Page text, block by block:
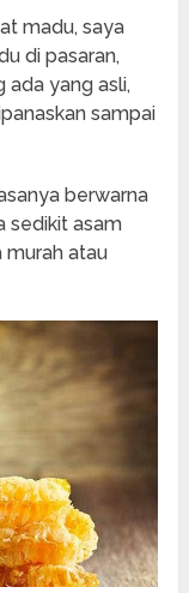
madu, saya
di pasaran,
ada yang asli,
sampai
berwarna
sedikit asam
murah atau